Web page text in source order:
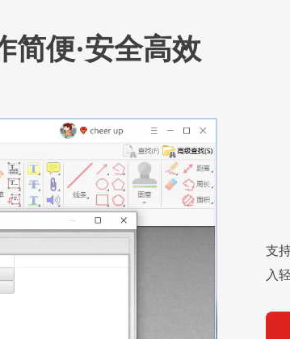
简便·安全高效
支
入